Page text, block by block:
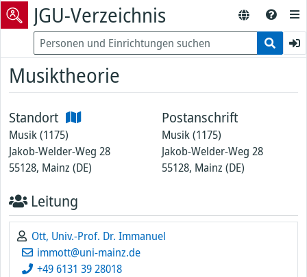
JGU-Verzeichnis
Musiktheorie
Standort
Musik (1175)
Jakob-Welder-Weg 28
55128, Mainz (DE)
Postanschrift
Musik (1175)
Jakob-Welder-Weg 28
55128, Mainz (DE)
Leitung
Ott, Univ.-Prof. Dr. Immanuel
immott@uni-mainz.de
+49 6131 39 28018